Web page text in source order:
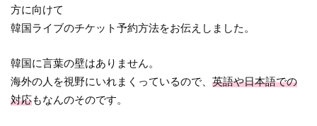
方に向けて
韓国ライブのチケット予約方法をお伝えしました。
韓国に言葉の壁はありません。
海外の人を視野にいれまくっているので、英語や日本語での
対応もなんのそのです。